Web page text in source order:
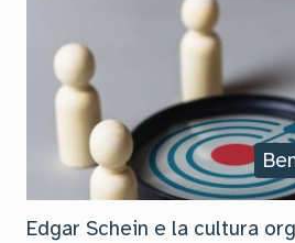
Edgar Schein e la cultura